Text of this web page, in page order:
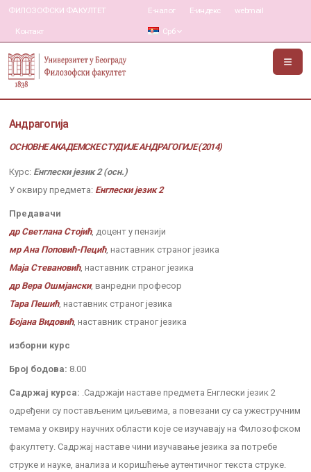
ФИЛОЗОФСКИ ФАКУЛТЕТ
Контакт
Е-налог Е-индекс webmail
Срб
Андрагогија
ОСНОВНЕ АКАДЕМСКЕ СТУДИЈЕ АНДРАГОГИЈЕ (2014)
Курс: Енглески језик 2 (осн.)
У оквиру предмета: Енглески језик 2
Предавачи
др Светлана Стојић, доцент у пензији
мр Ана Поповић-Пецић, наставник страног језика
Маја Стевановић, наставник страног језика
др Вера Ошмјански, ванредни професор
Тара Пешић, наставник страног језика
Бојана Видовић, наставник страног језика
изборни курс
Број бодова: 8.00
Садржај курса: .Садржаји наставе предмета Енглески језик 2
одређени су постављеним циљевима, а повезани су са ужестручним
темама у оквиру научних области које се изучавају на Филозофском
факултету. Садржај наставе чини изучавање језика за потребе
струке и науке, анализа и коришћење аутентичног текста струке.